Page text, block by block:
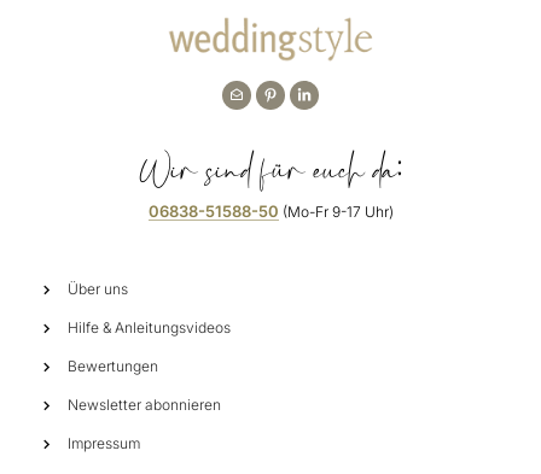
Wir sind für euch da:
06838-51588-50 (Mo-Fr 9-17 Uhr)
Über uns
Hilfe & Anleitungsvideos
Bewertungen
Newsletter abonnieren
Impressum